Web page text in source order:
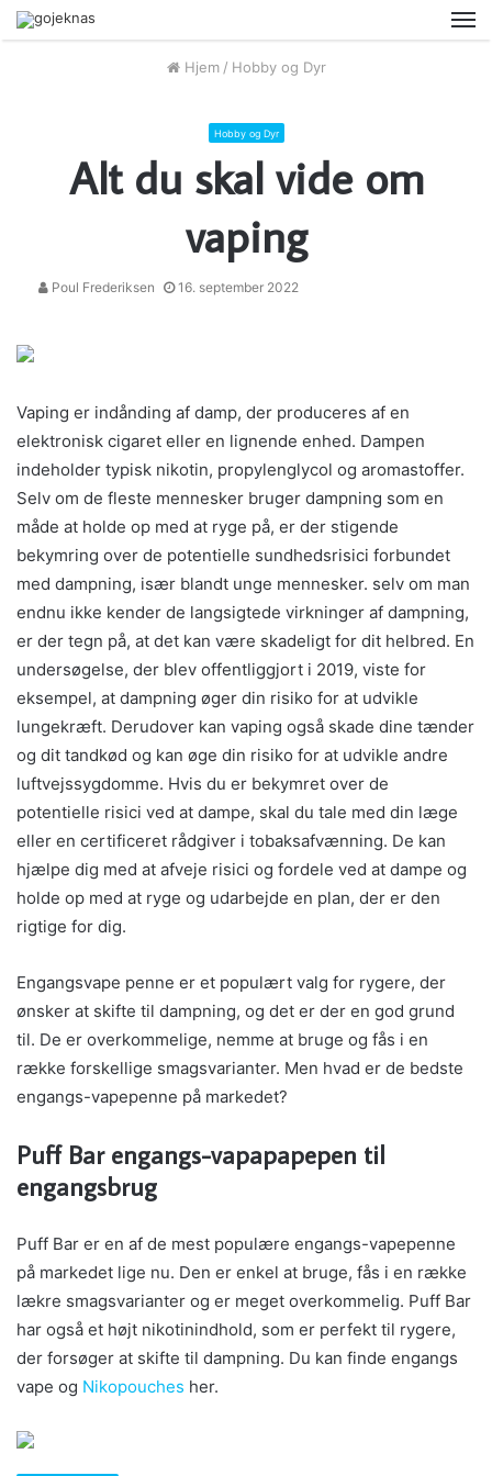
Hjem / Hobby og Dyr
Hobby og Dyr
Alt du skal vide om
vaping
Poul Frederiksen 16. september 2022
Vaping er indånding af damp, der produceres af en
elektronisk cigaret eller en lignende enhed. Dampen
indeholder typisk nikotin, propylenglycol og aromastoffer.
Selv om de fleste mennesker bruger dampning som en
måde at holde op med at ryge på, er der stigende
bekymring over de potentielle sundhedsrisici forbundet
med dampning, især blandt unge mennesker. selv om man
endnu ikke kender de langsigtede virkninger af dampning,
er der tegn på, at det kan være skadeligt for dit helbred. En
undersøgelse, der blev offentliggjort i 2019, viste for
eksempel, at dampning øger din risiko for at udvikle
lungekræft. Derudover kan vaping også skade dine tænder
og dit tandkød og kan øge din risiko for at udvikle andre
luftvejssygdomme. Hvis du er bekymret over de
potentielle risici ved at dampe, skal du tale med din læge
eller en certificeret rådgiver i tobaksafvænning. De kan
hjælpe dig med at afveje risici og fordele ved at dampe og
holde op med at ryge og udarbejde en plan, der er den
rigtige for dig.
Engangsvape penne er et populært valg for rygere, der
ønsker at skifte til dampning, og det er der en god grund
til. De er overkommelige, nemme at bruge og fås i en
række forskellige smagsvarianter. Men hvad er de bedste
engangs-vapepenne på markedet?
Puff Bar engangs-vapapapepen til
engangsbrug
Puff Bar er en af de mest populære engangs-vapepenne
på markedet lige nu. Den er enkel at bruge, fås i en række
lækre smagsvarianter og er meget overkommelig. Puff Bar
har også et højt nikotinindhold, som er perfekt til rygere,
der forsøger at skifte til dampning. Du kan finde engangs
vape og Nikopouches her.